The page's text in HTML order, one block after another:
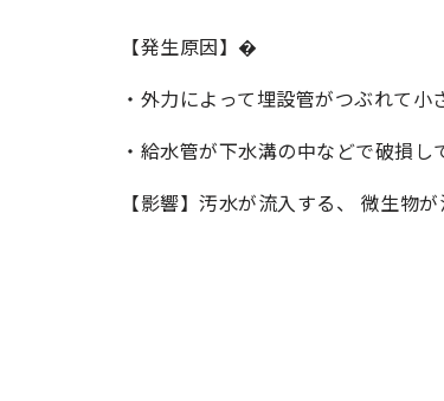
【発生原因】�
・外力によって埋設管がつぶれて小
・給水管が下水溝の中などで破損し
【影響】汚水が流入する、 微生物